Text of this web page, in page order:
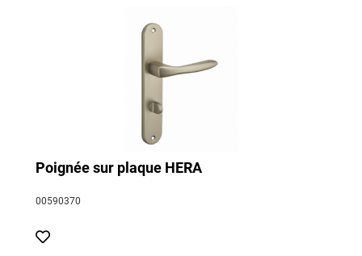
Poignée sur plaque HERA
00590370